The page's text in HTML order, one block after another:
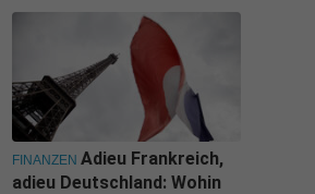
FINANZEN Adieu Frankreich,
adieu Deutschland: Wohin